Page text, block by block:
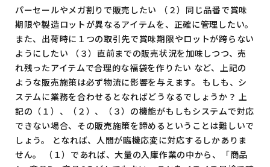
パーセールやメガ割りで販売したい （２）同じ品番で賞味
期限や製造ロットが異なるアイテムを、正確に管理したい。
また、出荷時に１つの取引先で賞味期限やロットが跨らない
ようにしたい （３）直前までの販売状況を加味しつつ、売
れ残ったアイテムで合理的な福袋を作りたい など、上記の
ような販売施策は必ず物流に影響を与えます。 もしも、シ
ステムに業務を合わせるとなればどうなるでしょうか？ 上
記の（１）、（２）、（３）の機能がもしもシステムで対応
できない場合、その販売施策を諦めるということは難しいで
しょう。 となれば、人間が臨機応変に対応するしかありま
せん。 （１）であれば、大量の入庫作業の中から、「商品